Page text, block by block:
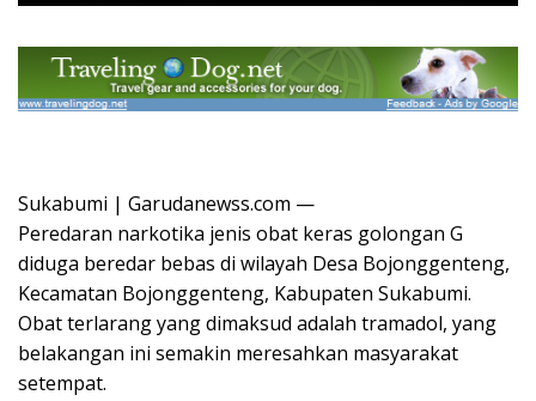
Sukabumi | Garudanewss.com —
Peredaran narkotika jenis obat keras golongan G
diduga beredar bebas di wilayah Desa Bojonggenteng,
Kecamatan Bojonggenteng, Kabupaten Sukabumi.
Obat terlarang yang dimaksud adalah tramadol, yang
belakangan ini semakin meresahkan masyarakat
setempat.